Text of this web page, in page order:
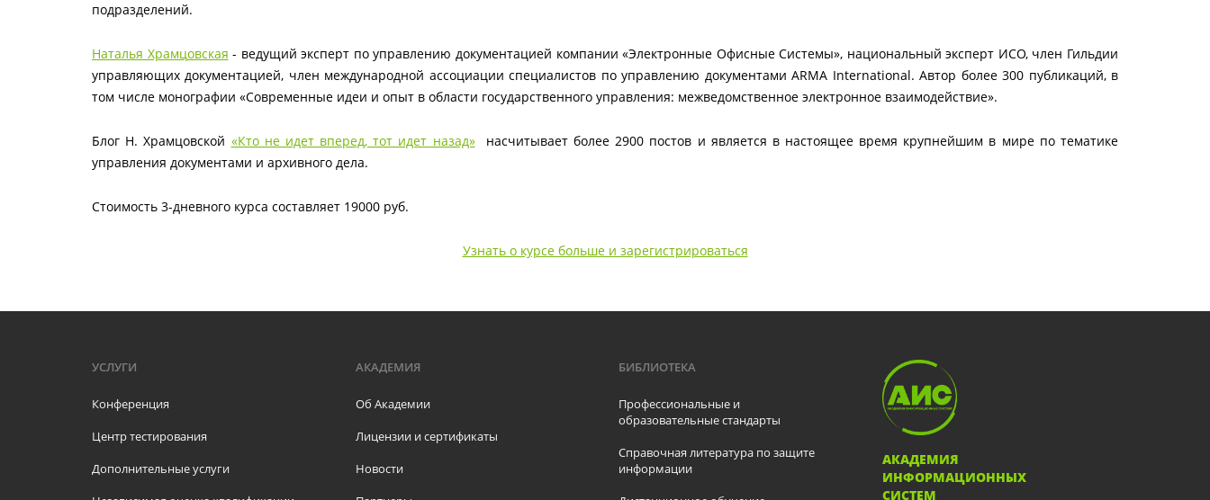
подразделений.
Наталья Храмцовская - ведущий эксперт по управлению документацией компании «Электронные Офисные Системы», национальный эксперт ИСО, член Гильдии
управляющих документацией, член международной ассоциации специалистов по управлению документами ARMA International. Автор более 300 публикаций, в
том числе монографии «Современные идеи и опыт в области государственного управления: межведомственное электронное взаимодействие».
Блог Н. Храмцовской «Кто не идет вперед, тот идет назад»насчитывает более 2900 постов и является в настоящее время крупнейшим в мире по тематике
управления документами и архивного дела.
Стоимость 3-дневного курса составляет 19000 руб.
Узнать о курсе больше и зарегистрироваться
УСЛУГИ
Конференция
Центр тестирования
Дополнительные услуги
АКАДЕМИЯ
Об Академии
Лицензии и сертификаты
Новости
БИБЛИОТЕКА
Профессиональные и
образовательные стандарты
Справочная литература по защите
информации
АКАДЕМИЯ
ИНФОРМАЦИОННЫХ
СИСТЕМ